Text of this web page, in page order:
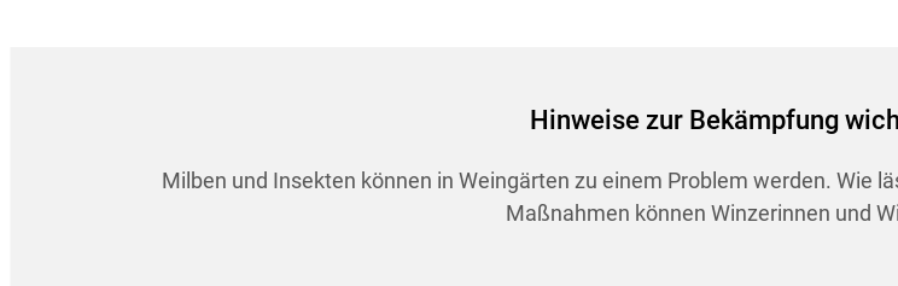
Hinweise zur Bekämpfung
Milben und Insekten können in Weingärten zu einem Problem werden. Wie
Maßnahmen können Winzerinnen und